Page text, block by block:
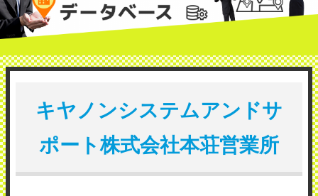
キヤノンシステムアンドサ
ポート株式会社本荘営業所